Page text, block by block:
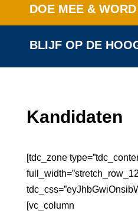
DOE MEE &
BLIJF OP DE
Kandidaten
[tdc_zone
[vc_column